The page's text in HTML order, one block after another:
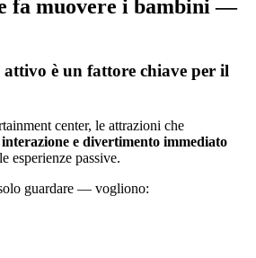
fa muovere i bambini —
attivo è un fattore chiave per il
center, le attrazioni che
e divertimento immediato
esperienze passive.
guardare — vogliono: